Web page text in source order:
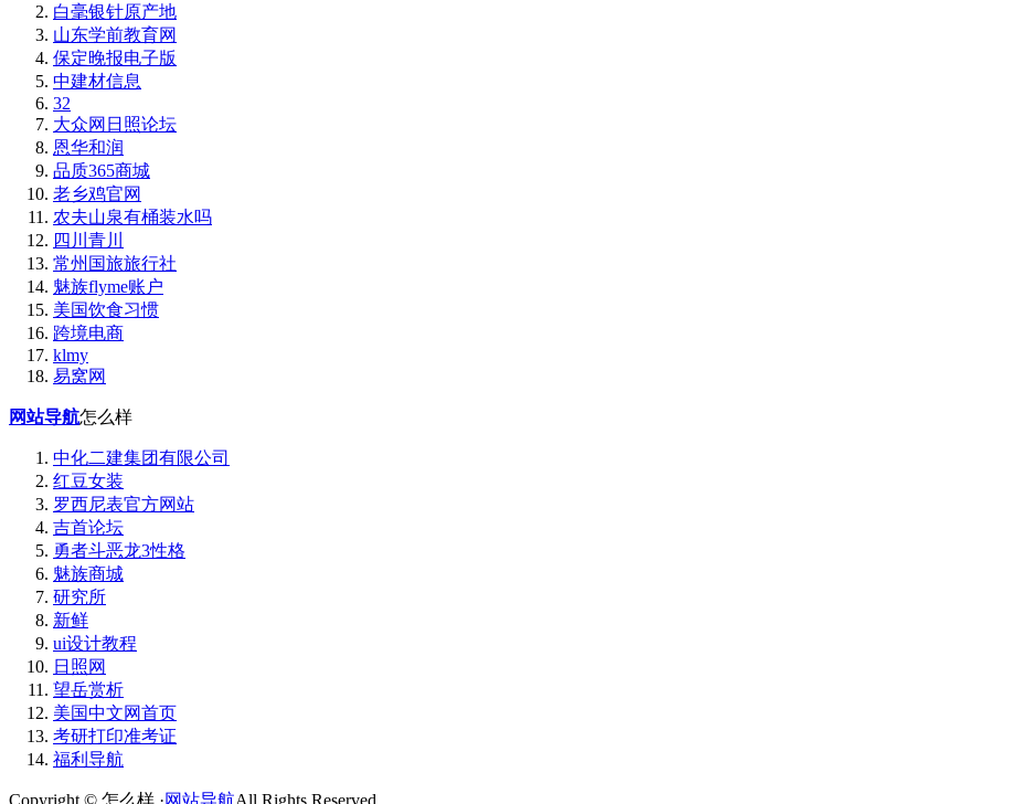
白毫银针原产地
山东学前教育网
保定晚报电子版
中建材信息
32
大众网日照论坛
恩华和润
品质365商城
老乡鸡官网
农夫山泉有桶装水吗
四川青川
常州国旅旅行社
魅族flyme账户
美国饮食习惯
跨境电商
klmy
易窝网
网站导航怎么样
中化二建集团有限公司
红豆女装
罗西尼表官方网站
吉首论坛
勇者斗恶龙3性格
魅族商城
研究所
新鲜
ui设计教程
日照网
望岳赏析
美国中文网首页
考研打印准考证
福利导航